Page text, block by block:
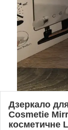
Дзеркало
Cosmetie
косметичне